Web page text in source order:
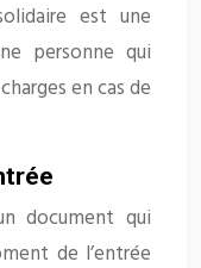
est une
personne qui
en cas de
document qui
de l’entrée